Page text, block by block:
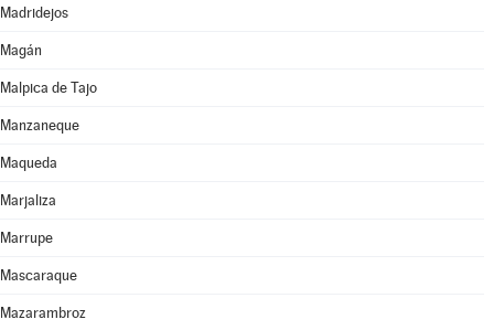
Madridejos
Magán
Malpica de Tajo
Manzaneque
Maqueda
Marjaliza
Marrupe
Mascaraque
Mazarambroz